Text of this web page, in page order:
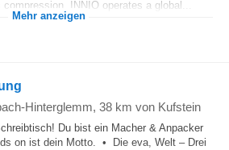
INNIO operates a global...
Mehr anzeigen
Hinterglemm, 38 km von Kufstein
Du bist ein Macher & Anpacker
on ist dein Motto. • Die eva, Welt – Drei